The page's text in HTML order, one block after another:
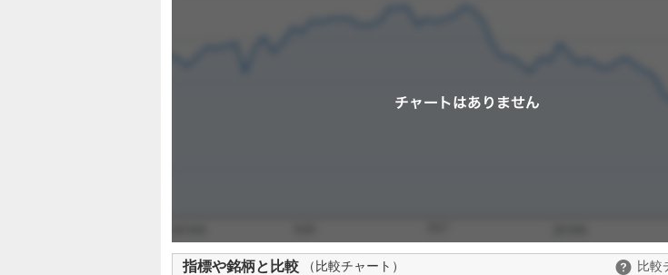
指標や銘柄と比較 （比較チャート） 比較